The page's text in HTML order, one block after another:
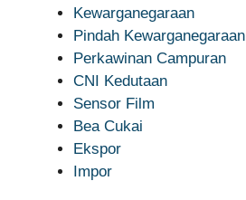
Kewarganegaraan
Pindah Kewarganegaraan
Perkawinan Campuran
CNI Kedutaan
Sensor Film
Bea Cukai
Ekspor
Impor